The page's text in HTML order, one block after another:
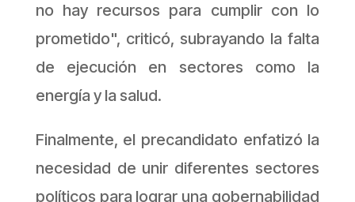
no hay recursos para cumplir con lo
prometido", criticó, subrayando la falta
de ejecución en sectores como la
energía y la salud.
Finalmente, el precandidato enfatizó la
necesidad de unir diferentes sectores
políticos para lograr una gobernabilidad